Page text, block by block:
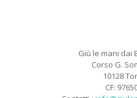
Giù le mani dai
Corso G.
10128
CF: